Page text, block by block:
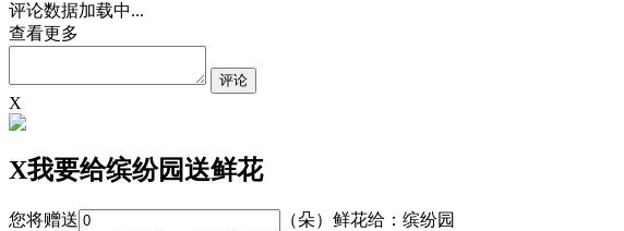
评论数据加载中...
查看更多
评论
X
X我要给缤纷园送鲜花
您将赠送
（朵）鲜花给：缤纷园